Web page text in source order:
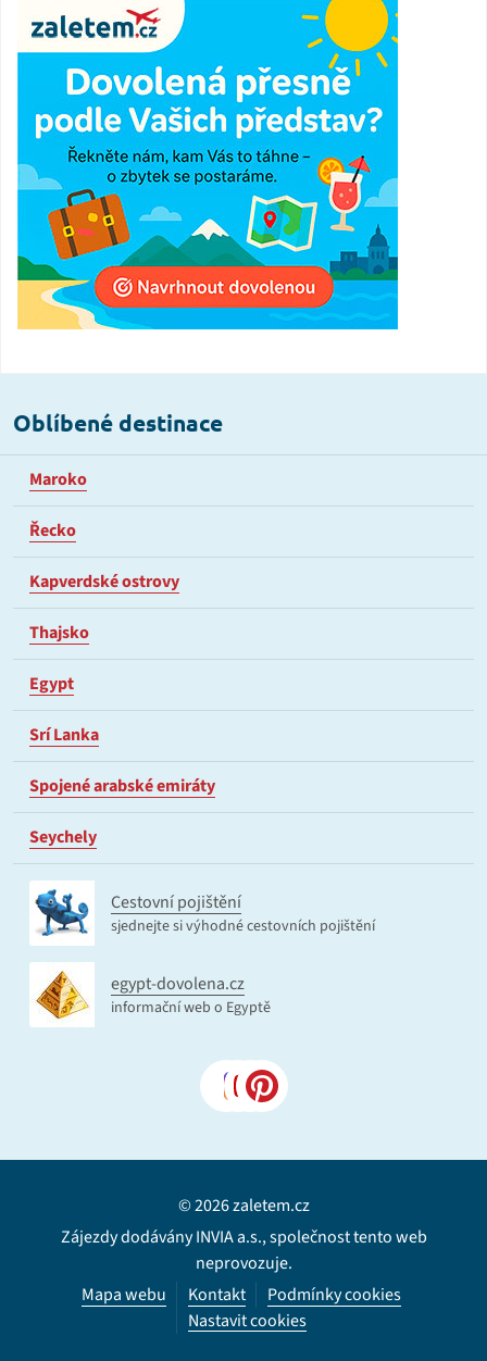
Oblíbené destinace
Maroko
Řecko
Kapverdské ostrovy
Thajsko
Egypt
Srí Lanka
Spojené arabské emiráty
Seychely
Cestovní pojištění
sjednejte si výhodné cestovních pojištění
egypt-dovolena.cz
informační web o Egyptě
© 2026 zaletem.cz
Zájezdy dodávány INVIA a.s., společnost tento web
neprovozuje.
Mapa webu
Kontakt
Podmínky cookies
Nastavit cookies